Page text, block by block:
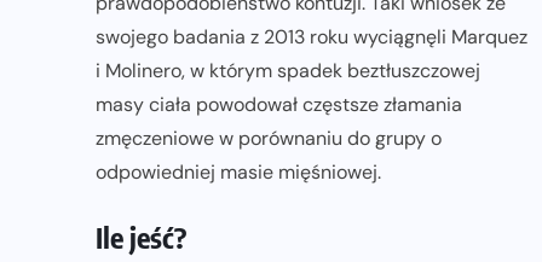
swojego badania z 2013 roku wyciągnęli Marquez
i Molinero, w którym spadek beztłuszczowej
masy ciała powodował częstsze złamania
zmęczeniowe w porównaniu do grupy o
odpowiedniej masie mięśniowej.
Ile jeść?